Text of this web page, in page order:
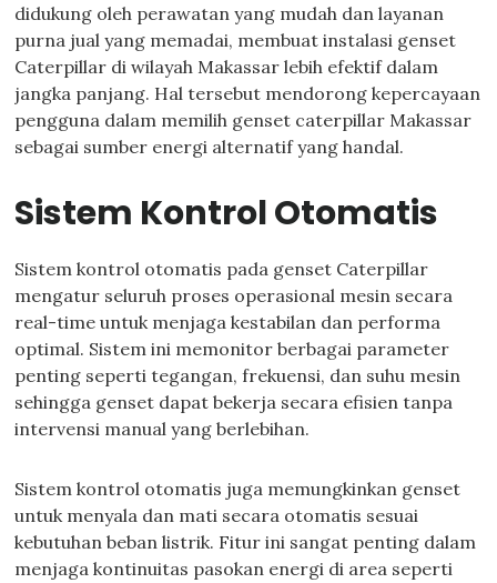
didukung oleh perawatan yang mudah dan layanan
purna jual yang memadai, membuat instalasi genset
Caterpillar di wilayah Makassar lebih efektif dalam
jangka panjang. Hal tersebut mendorong kepercayaan
pengguna dalam memilih genset caterpillar Makassar
sebagai sumber energi alternatif yang handal.
Sistem Kontrol Otomatis
Sistem kontrol otomatis pada genset Caterpillar
mengatur seluruh proses operasional mesin secara
real-time untuk menjaga kestabilan dan performa
optimal. Sistem ini memonitor berbagai parameter
penting seperti tegangan, frekuensi, dan suhu mesin
sehingga genset dapat bekerja secara efisien tanpa
intervensi manual yang berlebihan.
Sistem kontrol otomatis juga memungkinkan genset
untuk menyala dan mati secara otomatis sesuai
kebutuhan beban listrik. Fitur ini sangat penting dalam
menjaga kontinuitas pasokan energi di area seperti